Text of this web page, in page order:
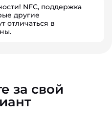
NFC, поддержка
другие
отличаться в
за свой